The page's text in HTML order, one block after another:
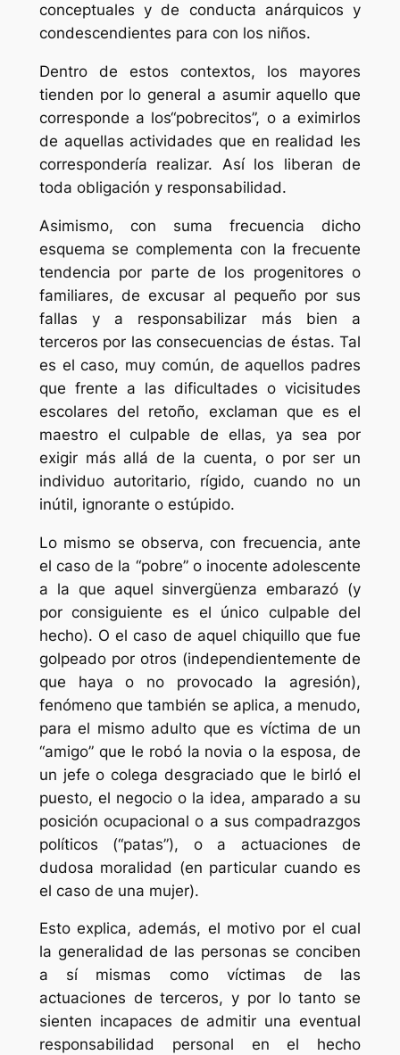
conceptuales y de conducta anárquicos y
condescendientes para con los niños.
Dentro de estos contextos, los mayores
tienden por lo general a asumir aquello que
corresponde a los“pobrecitos”, o a eximirlos
de aquellas actividades que en realidad les
correspondería realizar. Así los liberan de
toda obligación y responsabilidad.
Asimismo, con suma frecuencia dicho
esquema se complementa con la frecuente
tendencia por parte de los progenitores o
familiares, de excusar al pequeño por sus
fallas y a responsabilizar más bien a
terceros por las consecuencias de éstas. Tal
es el caso, muy común, de aquellos padres
que frente a las dificultades o vicisitudes
escolares del retoño, exclaman que es el
maestro el culpable de ellas, ya sea por
exigir más allá de la cuenta, o por ser un
individuo autoritario, rígido, cuando no un
inútil, ignorante o estúpido.
Lo mismo se observa, con frecuencia, ante
el caso de la “pobre” o inocente adolescente
a la que aquel sinvergüenza embarazó (y
por consiguiente es el único culpable del
hecho). O el caso de aquel chiquillo que fue
golpeado por otros (independientemente de
que haya o no provocado la agresión),
fenómeno que también se aplica, a menudo,
para el mismo adulto que es víctima de un
“amigo” que le robó la novia o la esposa, de
un jefe o colega desgraciado que le birló el
puesto, el negocio o la idea, amparado a su
posición ocupacional o a sus compadrazgos
políticos (“patas”), o a actuaciones de
dudosa moralidad (en particular cuando es
el caso de una mujer).
Esto explica, además, el motivo por el cual
la generalidad de las personas se conciben
a sí mismas como víctimas de las
actuaciones de terceros, y por lo tanto se
sienten incapaces de admitir una eventual
responsabilidad personal en el hecho